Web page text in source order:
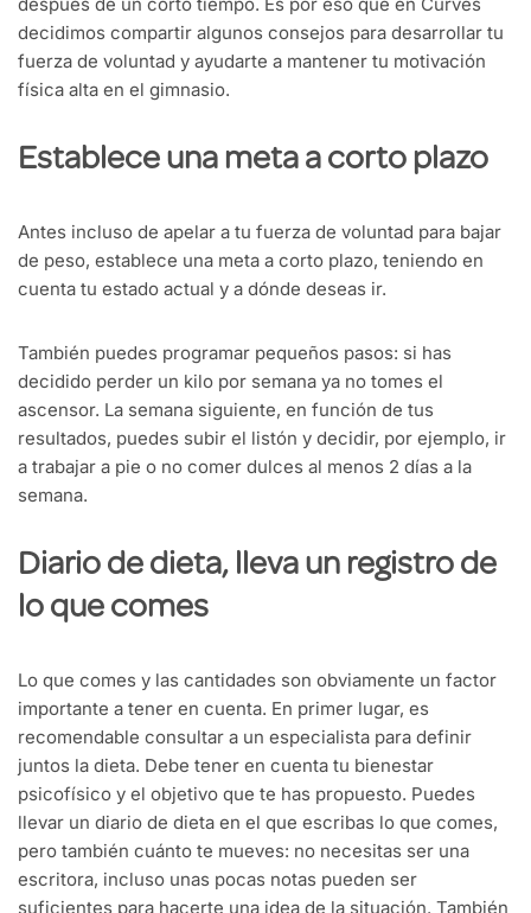
después de un corto tiempo. Es por eso que en Curves
decidimos compartir algunos consejos para desarrollar tu
fuerza de voluntad y ayudarte a mantener tu motivación
física alta en el gimnasio.
Establece una meta a corto plazo
Antes incluso de apelar a tu fuerza de voluntad para bajar
de peso, establece una meta a corto plazo, teniendo en
cuenta tu estado actual y a dónde deseas ir.
También puedes programar pequeños pasos: si has
decidido perder un kilo por semana ya no tomes el
ascensor. La semana siguiente, en función de tus
resultados, puedes subir el listón y decidir, por ejemplo, ir
a trabajar a pie o no comer dulces al menos 2 días a la
semana.
Diario de dieta, lleva un registro de
lo que comes
Lo que comes y las cantidades son obviamente un factor
importante a tener en cuenta. En primer lugar, es
recomendable consultar a un especialista para definir
juntos la dieta. Debe tener en cuenta tu bienestar
psicofísico y el objetivo que te has propuesto. Puedes
llevar un diario de dieta en el que escribas lo que comes,
pero también cuánto te mueves: no necesitas ser una
escritora, incluso unas pocas notas pueden ser
suficientes para hacerte una idea de la situación. También